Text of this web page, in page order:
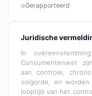
Gerapporteerd
Juridische
In
Consumentenwet
aan controle,
volgorde, en
looptijd van het